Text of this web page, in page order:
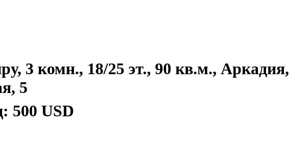
3 комн., 18/25 эт., 90 кв.м., Аркадия,
5
500 USD